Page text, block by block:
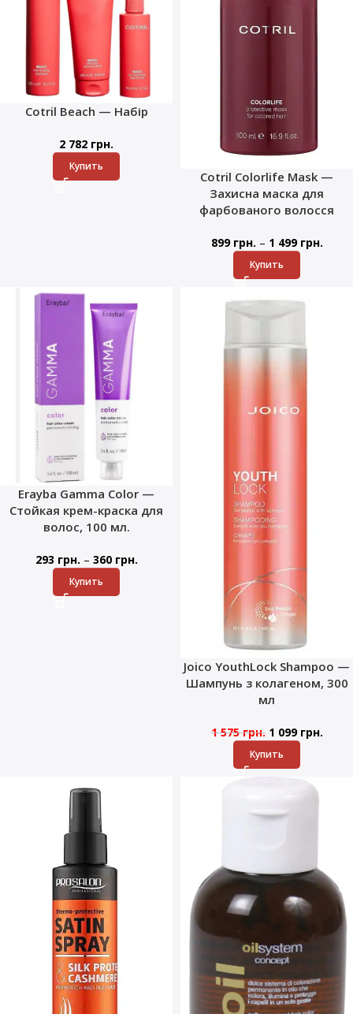
Cotril Beach — Набір
2 782 грн.
Купить
Cotril Colorlife Mask —
Захисна маска для
фарбованого волосся
899 грн. – 1 499 грн.
Купить
Erayba Gamma Color —
Стойкая крем-краска для
волос, 100 мл.
293 грн. – 360 грн.
Купить
Joico YouthLock Shampoo —
Шампунь з колагеном, 300
мл
1 575грн. 1 099 грн.
Купить